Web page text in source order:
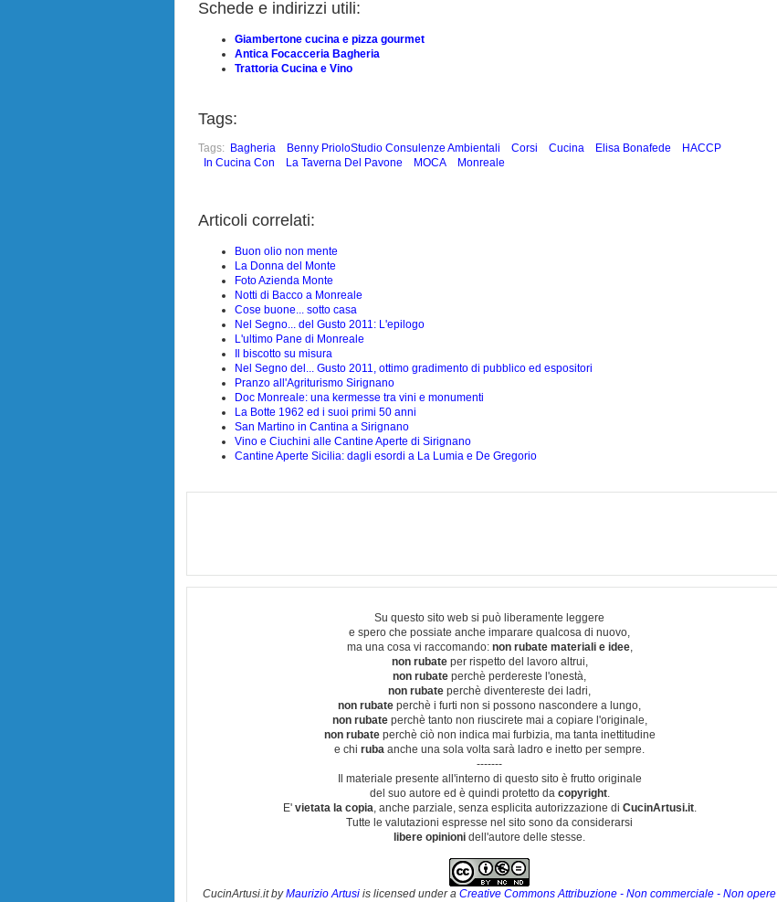
Schede e indirizzi utili:
Giambertone cucina e pizza gourmet
Antica Focacceria Bagheria
Trattoria Cucina e Vino
Tags:
Tags: Bagheria Benny PrioloStudio Consulenze Ambientali Corsi Cucina Elisa Bonafede
HACCP
In Cucina Con
La Taverna Del Pavone MOCA Monreale
Articoli correlati:
Buon olio non mente
La Donna del Monte
Foto Azienda Monte
Notti di Bacco a Monreale
Cose buone... sotto casa
Nel Segno... del Gusto 2011: L'epilogo
L'ultimo Pane di Monreale
Il biscotto su misura
Nel Segno del... Gusto 2011, ottimo gradimento di pubblico ed espositori
Pranzo all'Agriturismo Sirignano
Doc Monreale: una kermesse tra vini e monumenti
La Botte 1962 ed i suoi primi 50 anni
San Martino in Cantina a Sirignano
Vino e Ciuchini alle Cantine Aperte di Sirignano
Cantine Aperte Sicilia: dagli esordi a La Lumia e De Gregorio
Su questo sito web si può liberamente leggere
e spero che possiate anche imparare qualcosa di nuovo,
ma una cosa vi raccomando: non rubate materiali e idee,
non rubateper rispetto del lavoro altrui,
non rubate perchè perdereste l'onestà,
non rubate perchè diventereste dei ladri,
non rubate perchè i furti non si possono nascondere a lungo,
non rubateperchè tanto non riuscirete mai a copiare l'originale,
non rubateperchè ciò non indica mai furbizia, ma tanta inettitudine
e chi ruba anche una sola volta sarà ladro e inetto per sempre.
-------
Il materiale presente all'interno di questo sito è frutto originale
del suo autore ed è quindi protetto da copyright.
E' vietata la copia, anche parziale, senza esplicita autorizzazione di CucinArtusi.it.
Tutte le valutazioni espresse nel sito sono da considerarsi
libere opinioni dell'autore delle stesse.
CucinArtusi.itbyMaurizio Artusi is licensed under a Creative Commons Attribuzione - Non commerciale - Non opere